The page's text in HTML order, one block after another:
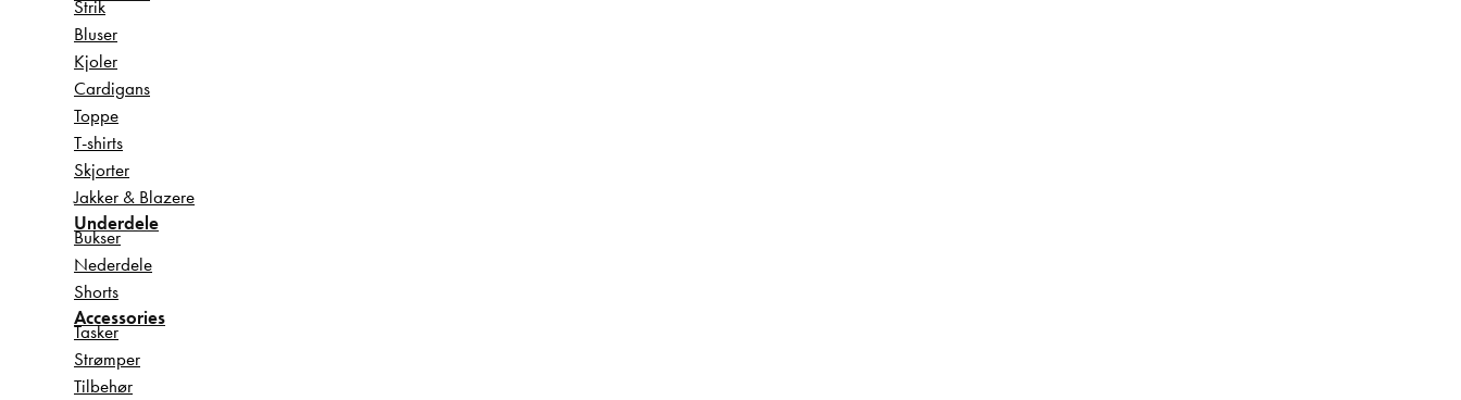
Strik
Bluser
Kjoler
Cardigans
Toppe
T-shirts
Skjorter
Jakker & Blazere
Underdele
Bukser
Nederdele
Shorts
Accessories
Tasker
Strømper
Tilbehør